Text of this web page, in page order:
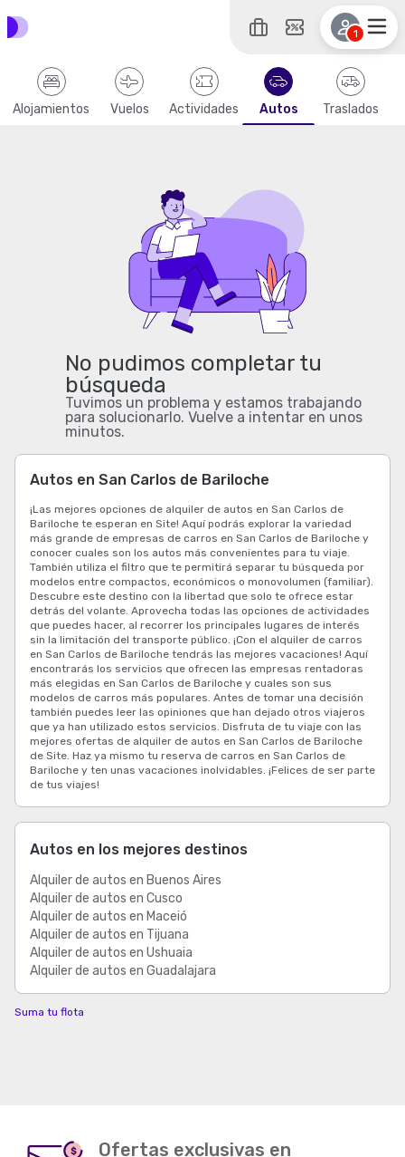
1
Alojamientos Vuelos Actividades Autos Traslados
No pudimos completar tu
búsqueda
Tuvimos un problema y estamos trabajando
para solucionarlo. Vuelve a intentar en unos
minutos.
Autos en San Carlos de Bariloche
¡Las mejores opciones de alquiler de autos en San Carlos de
Bariloche te esperan en Site! Aquí podrás explorar la variedad
más grande de empresas de carros en San Carlos de Bariloche y
conocer cuales son los autos más convenientes para tu viaje.
También utiliza el filtro que te permitirá separar tu búsqueda por
modelos entre compactos, económicos o monovolumen (familiar).
Descubre este destino con la libertad que solo te ofrece estar
detrás del volante. Aprovecha todas las opciones de actividades
que puedes hacer, al recorrer los principales lugares de interés
sin la limitación del transporte público. ¡Con el alquiler de carros
en San Carlos de Bariloche tendrás las mejores vacaciones! Aquí
encontrarás los servicios que ofrecen las empresas rentadoras
más elegidas en San Carlos de Bariloche y cuales son sus
modelos de carros más populares. Antes de tomar una decisión
también puedes leer las opiniones que han dejado otros viajeros
que ya han utilizado estos servicios. Disfruta de tu viaje con las
mejores ofertas de alquiler de autos en San Carlos de Bariloche
de Site. Haz ya mismo tu reserva de carros en San Carlos de
Bariloche y ten unas vacaciones inolvidables. ¡Felices de ser parte
de tus viajes!
Autos en los mejores destinos
Alquiler de autos en Buenos Aires
Alquiler de autos en Cusco
Alquiler de autos en Maceió
Alquiler de autos en Tijuana
Alquiler de autos en Ushuaia
Alquiler de autos en Guadalajara
Suma tu flota
$
Ofertas exclusivas en